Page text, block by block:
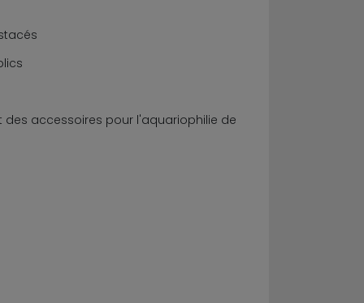
accessoires pour l'aquariophilie de